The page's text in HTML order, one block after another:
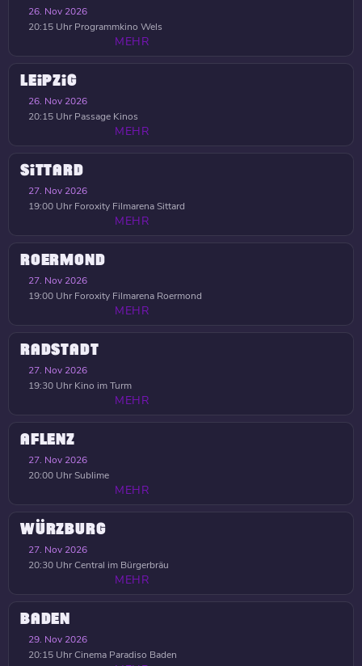
26. Nov 2026
20:15 Uhr Programmkino Wels
MEHR
LEIPZIG
26. Nov 2026
20:15 Uhr Passage Kinos
MEHR
SITTARD
27. Nov 2026
19:00 Uhr Foroxity Filmarena Sittard
MEHR
ROERMOND
27. Nov 2026
19:00 Uhr Foroxity Filmarena Roermond
MEHR
RADSTADT
27. Nov 2026
19:30 Uhr Kino im Turm
MEHR
AFLENZ
27. Nov 2026
20:00 UhrSublime
MEHR
WÜRZBURG
27. Nov 2026
20:30 UhrCentral im Bürgerbräu
MEHR
BADEN
29. Nov 2026
20:15 UhrCinema Paradiso Baden